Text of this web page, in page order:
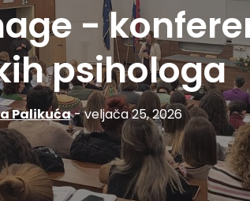
-
psihologa
Palikuća- veljača 25, 2026